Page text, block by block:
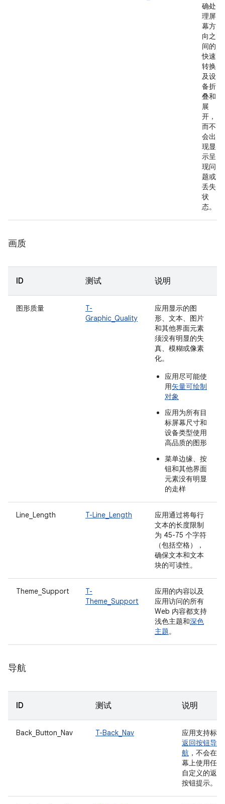
确处
理屏
幕方
向之
间的
快速
转换
及设
备折
叠和
展
开，
而不
会出
现显
示呈
现问
题或
丢失
状
态。
画质
ID 测试 说明
图形质量
T-
Graphic_Quality
应用显示的图
形、文本、图片
和其他界面元素
须没有明显的失
真、模糊或像素
化。
应用尽可能使
用矢量可绘制
对象
应用为所有目
标屏幕尺寸和
设备类型使用
高品质的图形
菜单边缘、按
钮和其他界面
元素没有明显
的走样
Line_Length T-Line_Length
应用通过将每行
文本的长度限制
为 45-75 个字符
（包括空格），
确保文本和文本
块的可读性。
Theme_Support
T-
Theme_Support
应用的内容以及
应用访问的所有
Web 内容都支持
浅色主题和深色
主题。
导航
ID 测试 说明
Back_Button_Nav T-Back_Nav
应用支持标准
返回按钮导
航 ，不会在屏
幕上使用任何
自定义的返回
按钮提示。